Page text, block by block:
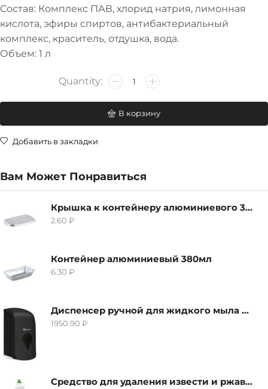
Состав: Комплекс ПАВ, хлорид натрия, лимонная
кислота, эфиры спиртов, антибактериальный
комплекс, краситель, отдушка, вода.
Объем: 1 л
В корзину
Добавить в закладки
Вам Может Понравиться
Крышка к контейнеру алюминиевого 380мл
2.60 ₽
Контейнер алюминиевый 380мл
6.30 ₽
Диспенсер ручной для жидкого мыла Grass IT-0638, черный
1950.90 ₽
Средство для удаления извести и ржавчины Grass Gloss-Gel, 500мл